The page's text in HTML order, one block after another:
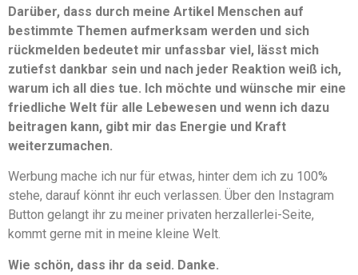
Darüber, dass durch meine Artikel Menschen auf
bestimmte Themen aufmerksam werden und sich
rückmelden bedeutet mir unfassbar viel, lässt mich
zutiefst dankbar sein und nach jeder Reaktion weiß ich,
warum ich all dies tue. Ich möchte und wünsche mir eine
friedliche Welt für alle Lebewesen und wenn ich dazu
beitragen kann, gibt mir das Energie und Kraft
weiterzumachen.
Werbung mache ich nur für etwas, hinter dem ich zu 100%
stehe, darauf könnt ihr euch verlassen. Über den Instagram
Button gelangt ihr zu meiner privaten herzallerlei-Seite,
kommt gerne mit in meine kleine Welt.
Wie schön, dass ihr da seid. Danke.